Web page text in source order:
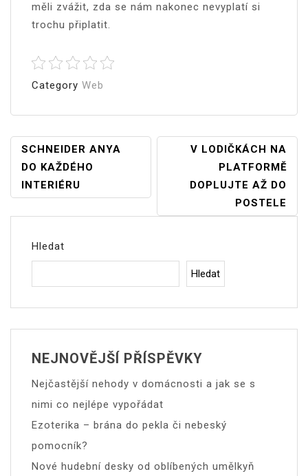
měli zvážit, zda se nám nakonec nevyplatí si
trochu připlatit.
Category Web
Navigace
Pro
Příspěvek
SCHNEIDER ANYA
DO KAŽDÉHO
INTERIÉRU
V LODIČKÁCH NA
PLATFORMĚ
DOPLUJTE AŽ DO
POSTELE
Hledat
Hledat
NEJNOVĚJŠÍ PŘÍSPĚVKY
Nejčastější nehody v domácnosti a jak se s
nimi co nejlépe vypořádat
Ezoterika – brána do pekla či nebeský
pomocník?
Nové hudební desky od oblíbených umělkyň